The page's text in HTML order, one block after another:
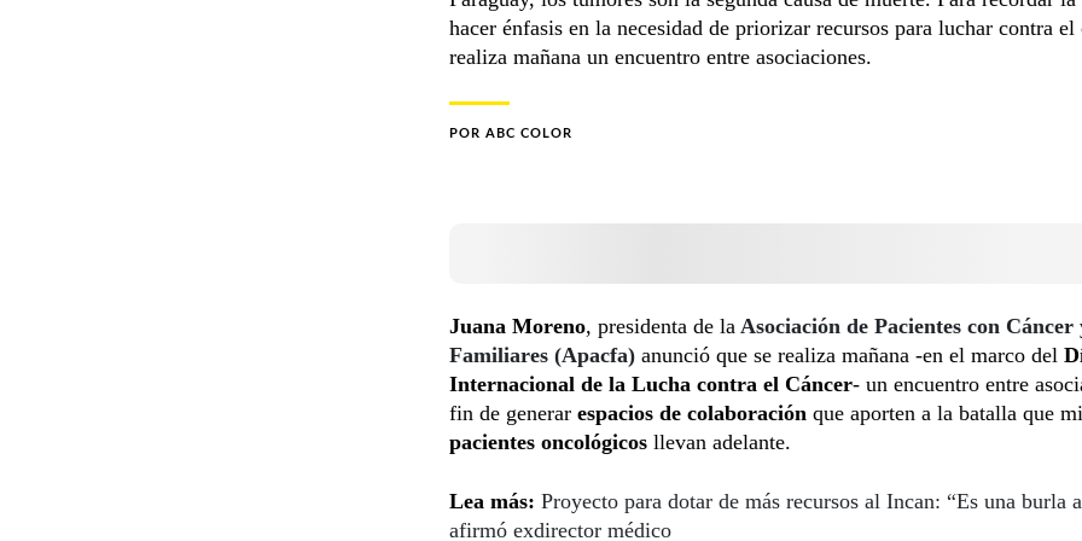
hacer énfasis en la necesidad de priorizar recursos para luchar contra el
realiza mañana un encuentro entre asociaciones.
POR ABC COLOR
Juana Moreno, presidenta de la Asociación de Pacientes con Cáncer
Familiares (Apacfa) anunció que se realiza mañana -en el marco del
Internacional de la Lucha contra el Cáncer- un encuentro entre
fin de generar espacios de colaboración que aporten a la batalla que
pacientes oncológicos llevan adelante.
Lea más: Proyecto para dotar de más recursos al Incan: “Es una burla
afirmó exdirector médico